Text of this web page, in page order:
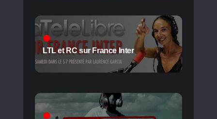
LTL et RC sur France Inter